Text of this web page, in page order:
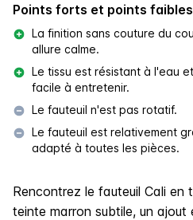
Points forts et points faibles
La finition sans couture du
allure calme.
Le tissu est résistant à l'eau
facile à entretenir.
Le fauteuil n'est pas rotatif.
Le fauteuil est relativement
adapté à toutes les pièces.
Rencontrez le fauteuil Cali en
teinte marron subtile, un ajout